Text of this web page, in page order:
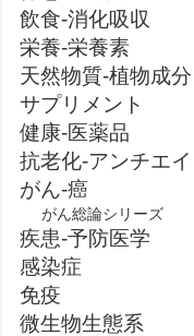
飲食-消化吸収
栄養-栄養素
天然物質-植物成分
サプリメント
健康-医薬品
抗老化-アンチエ
がん-癌
がん総論シリーズ
疾患-予防医学
感染症
免疫
微生物生態系